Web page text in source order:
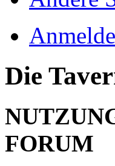
Die
FORUM